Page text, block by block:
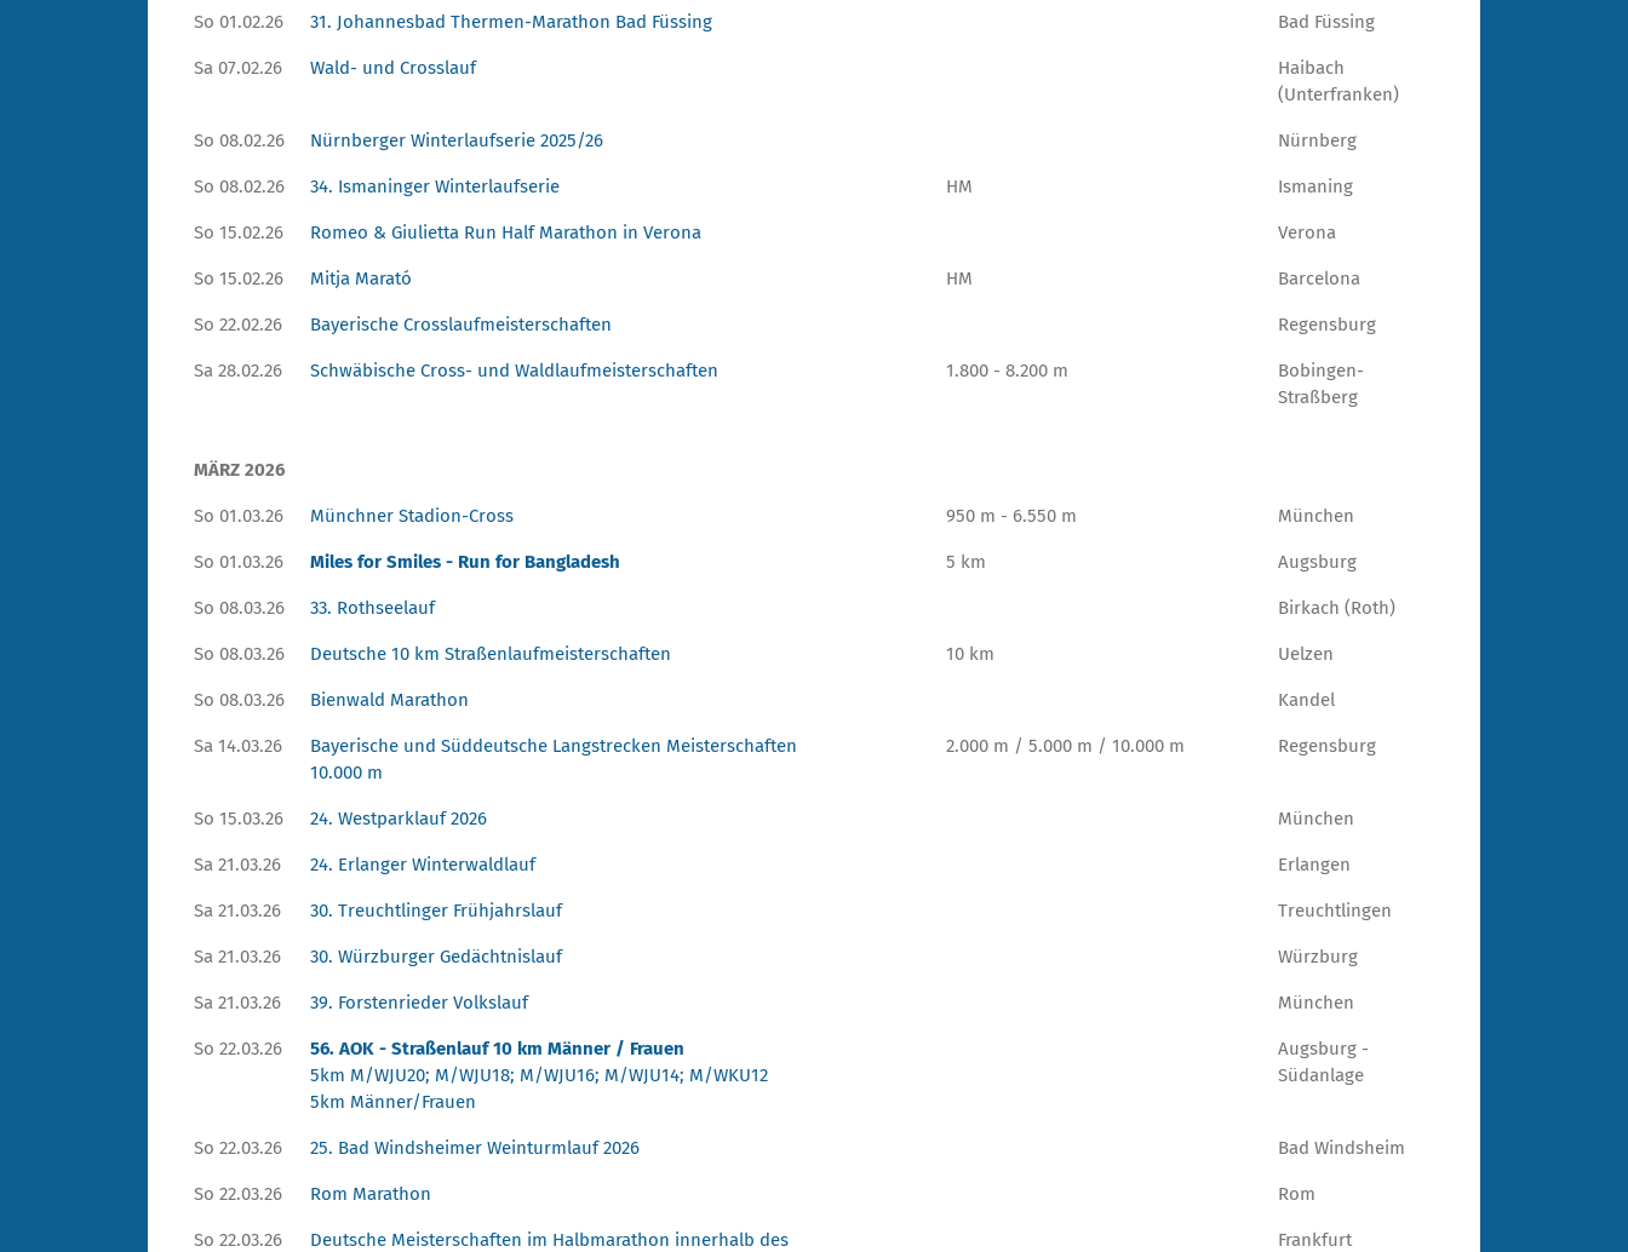
So 01.02.26 31. Johannesbad Thermen-Marathon Bad Füssing Bad Füssing
Sa 07.02.26 Wald- und Crosslauf
Haibach
(Unterfranken)
So 08.02.26 Nürnberger Winterlaufserie 2025/26 Nürnberg
So 08.02.26 34. Ismaninger Winterlaufserie HM Ismaning
So 15.02.26 Romeo & Giulietta Run Half Marathon in Verona Verona
So 15.02.26 Mitja Marató HM Barcelona
So 22.02.26 Bayerische Crosslaufmeisterschaften Regensburg
Sa 28.02.26 Schwäbische Cross- und Waldlaufmeisterschaften 1.800 - 8.200 m
Bobingen-
Straßberg
MÄRZ 2026
So 01.03.26 Münchner Stadion-Cross 950 m - 6.550 m München
So 01.03.26 Miles for Smiles - Run for Bangladesh 5 km Augsburg
So 08.03.26 33. Rothseelauf Birkach (Roth)
So 08.03.26 Deutsche 10 km Straßenlaufmeisterschaften 10 km Uelzen
So 08.03.26 Bienwald Marathon Kandel
Sa 14.03.26
Bayerische und Süddeutsche Langstrecken Meisterschaften
10.000 m
2.000 m / 5.000 m / 10.000 m Regensburg
So 15.03.26 24. Westparklauf 2026 München
Sa 21.03.26 24. Erlanger Winterwaldlauf Erlangen
Sa 21.03.26 30. Treuchtlinger Frühjahrslauf Treuchtlingen
Sa 21.03.26 30. Würzburger Gedächtnislauf Würzburg
Sa 21.03.26 39. Forstenrieder Volkslauf München
So 22.03.26
56. AOK - Straßenlauf 10 km Männer / Frauen
5km M/WJU20; M/WJU18; M/WJU16; M/WJU14; M/WKU12
5km Männer/Frauen
Augsburg -
Südanlage
So 22.03.26 25. Bad Windsheimer Weinturmlauf 2026 Bad Windsheim
So 22.03.26 Rom Marathon Rom
So 22.03.26
Deutsche Meisterschaften im Halbmarathon innerhalb des
Frankfurt